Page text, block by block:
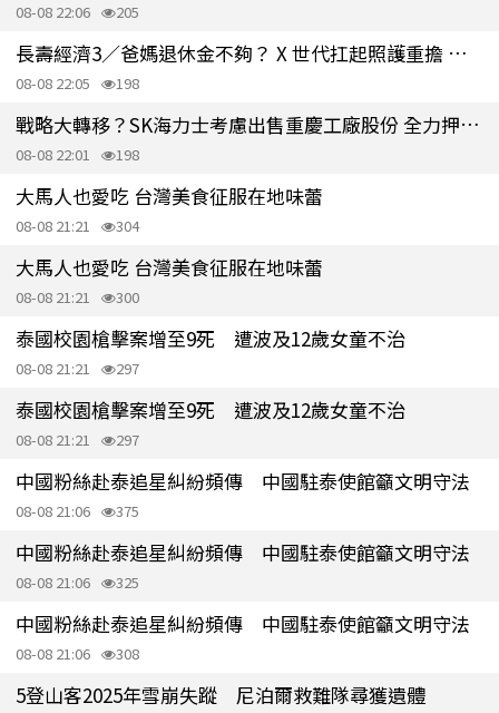
08-08 22:06 205
長壽經濟3／爸媽退休金不夠？ X 世代扛起照護重擔 恐陷跨世代財務困境
08-08 22:05 198
戰略大轉移？SK海力士考慮出售重慶工廠股份 全力押注南韓本土擴產
08-08 22:01 198
大馬人也愛吃 台灣美食征服在地味蕾
08-08 21:21 304
大馬人也愛吃 台灣美食征服在地味蕾
08-08 21:21 300
泰國校園槍擊案增至9死 遭波及12歲女童不治
08-08 21:21 297
泰國校園槍擊案增至9死 遭波及12歲女童不治
08-08 21:21 297
中國粉絲赴泰追星糾紛頻傳 中國駐泰使館籲文明守法
08-08 21:06 375
中國粉絲赴泰追星糾紛頻傳 中國駐泰使館籲文明守法
08-08 21:06 325
中國粉絲赴泰追星糾紛頻傳 中國駐泰使館籲文明守法
08-08 21:06 308
5登山客2025年雪崩失蹤 尼泊爾救難隊尋獲遺體